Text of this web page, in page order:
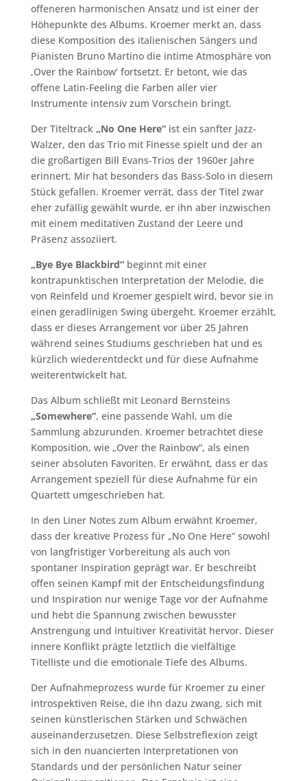
offeneren harmonischen Ansatz und ist einer der
Höhepunkte des Albums. Kroemer merkt an, dass
diese Komposition des italienischen Sängers und
Pianisten Bruno Martino die intime Atmosphäre von
‚Over the Rainbow‘ fortsetzt. Er betont, wie das
offene Latin-Feeling die Farben aller vier
Instrumente intensiv zum Vorschein bringt.
Der Titeltrack „No One Here“ist ein sanfter Jazz-
Walzer, den das Trio mit Finesse spielt und der an
die großartigen Bill Evans-Trios der 1960er Jahre
erinnert. Mir hat besonders das Bass-Solo in diesem
Stück gefallen. Kroemer verrät, dass der Titel zwar
eher zufällig gewählt wurde, er ihn aber inzwischen
mit einem meditativen Zustand der Leere und
Präsenz assoziiert.
„Bye Bye Blackbird“beginnt mit einer
kontrapunktischen Interpretation der Melodie, die
von Reinfeld und Kroemer gespielt wird, bevor sie in
einen geradlinigen Swing übergeht. Kroemer erzählt,
dass er dieses Arrangement vor über 25 Jahren
während seines Studiums geschrieben hat und es
kürzlich wiederentdeckt und für diese Aufnahme
weiterentwickelt hat.
Das Album schließt mit Leonard Bernsteins
„Somewhere“, eine passende Wahl, um die
Sammlung abzurunden. Kroemer betrachtet diese
Komposition, wie „Over the Rainbow“, als einen
seiner absoluten Favoriten. Er erwähnt, dass er das
Arrangement speziell für diese Aufnahme für ein
Quartett umgeschrieben hat.
In den Liner Notes zum Album erwähnt Kroemer,
dass der kreative Prozess für „No One Here“ sowohl
von langfristiger Vorbereitung als auch von
spontaner Inspiration geprägt war. Er beschreibt
offen seinen Kampf mit der Entscheidungsfindung
und Inspiration nur wenige Tage vor der Aufnahme
und hebt die Spannung zwischen bewusster
Anstrengung und intuitiver Kreativität hervor. Dieser
innere Konflikt prägte letztlich die vielfältige
Titelliste und die emotionale Tiefe des Albums.
Der Aufnahmeprozess wurde für Kroemer zu einer
introspektiven Reise, die ihn dazu zwang, sich mit
seinen künstlerischen Stärken und Schwächen
auseinanderzusetzen. Diese Selbstreflexion zeigt
sich in den nuancierten Interpretationen von
Standards und der persönlichen Natur seiner